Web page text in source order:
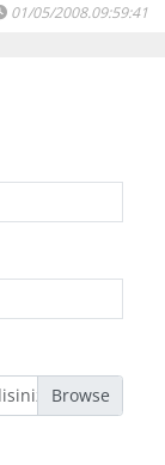
01/05/2008.09:59:41